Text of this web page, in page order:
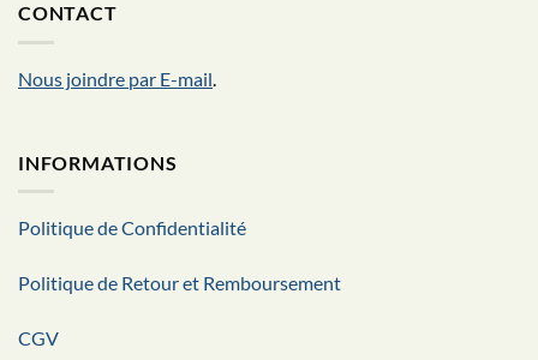
CONTACT
Nous joindre par E-mail.
INFORMATIONS
Politique de Confidentialité
Politique de Retour et Remboursement
CGV